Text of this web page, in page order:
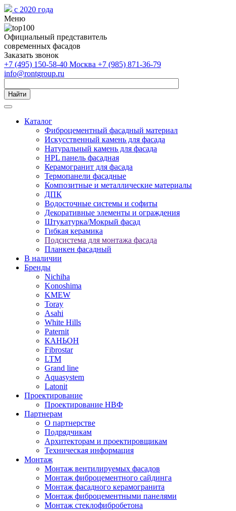
с 2020 года
Меню
Официальный представитель
современных фасадов
Заказать звонок
+7 (495) 150-58-40 Москва +7 (985) 871-36-79
info@rontgroup.ru
Найти
Каталог
Фиброцементный фасадный материал
Искусственный камень для фасада
Натуральный камень для фасада
HPL панель фасадная
Керамогранит для фасада
Термопанели фасадные
Композитные и металлические материалы
ДПК
Водосточные системы и софиты
Декоративные элементы и ограждения
Штукатурка/Мокрый фасад
Гибкая керамика
Подсистема для монтажа фасада
Планкен фасадный
В наличии
Бренды
Nichiha
Konoshima
KMEW
Toray
Asahi
White Hills
Paternit
КАНЬОН
Fibrostar
LTM
Grand line
Aquasystem
Latonit
Проектирование
Проектирование НВФ
Партнерам
О партнерстве
Подрядчикам
Архитекторам и проектировщикам
Техническая информация
Монтаж
Монтаж вентилируемых фасадов
Монтаж фиброцементного сайдинга
Монтаж фасадного керамогранита
Монтаж фиброцементными панелями
Монтаж стеклофибробетона